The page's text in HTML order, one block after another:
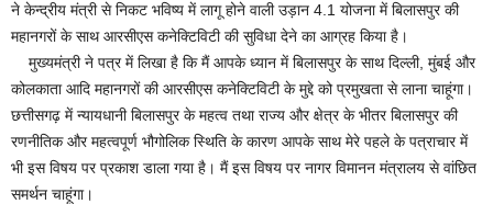
ने केन्द्रीय मंत्री से निकट भविष्य में लागू होने वाली उड़ान 4.1 योजना में बिलासपुर की
महानगरों के साथ आरसीएस कनेक्टिविटी की सुविधा देने का आग्रह किया है।
मुख्यमंत्री ने पत्र में लिखा है कि मैं आपके ध्यान में बिलासपुर के साथ दिल्ली, मुंबई और
कोलकाता आदि महानगरों की आरसीएस कनेक्टिविटी के मुद्दे को प्रमुखता से लाना चाहूंगा।
छत्तीसगढ़ में न्यायधानी बिलासपुर के महत्व तथा राज्य और क्षेत्र के भीतर बिलासपुर की
रणनीतिक और महत्वपूर्ण भौगोलिक स्थिति के कारण आपके साथ मेरे पहले के पत्राचार में
भी इस विषय पर प्रकाश डाला गया है। मैं इस विषय पर नागर विमानन मंत्रालय से वांछित
समर्थन चाहूंगा।